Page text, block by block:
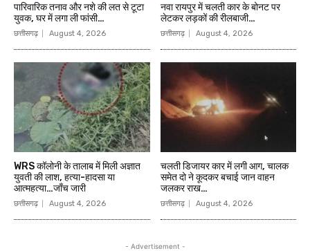
पारिवारिक तनाव और नशे की लत से टूटा
युवक, घर में लगा ली फांसी…
छत्तीसगढ़ August 4, 2026
नवा रायपुर में चलती कार के बोनट पर
लेटकर लड़कों की रीलबाजी…
छत्तीसगढ़ August 4, 2026
WRS कॉलोनी के तालाब में मिली अज्ञात
युवती की लाश, हत्या-हादसा या
आत्महत्या…जाँच जारी
छत्तीसगढ़ August 4, 2026
चलती डिजायर कार में लगी आग, चालक
समेत दो ने कूदकर बचाई जान वाहन
जलकर राख…
छत्तीसगढ़ August 4, 2026
- Advertisement -